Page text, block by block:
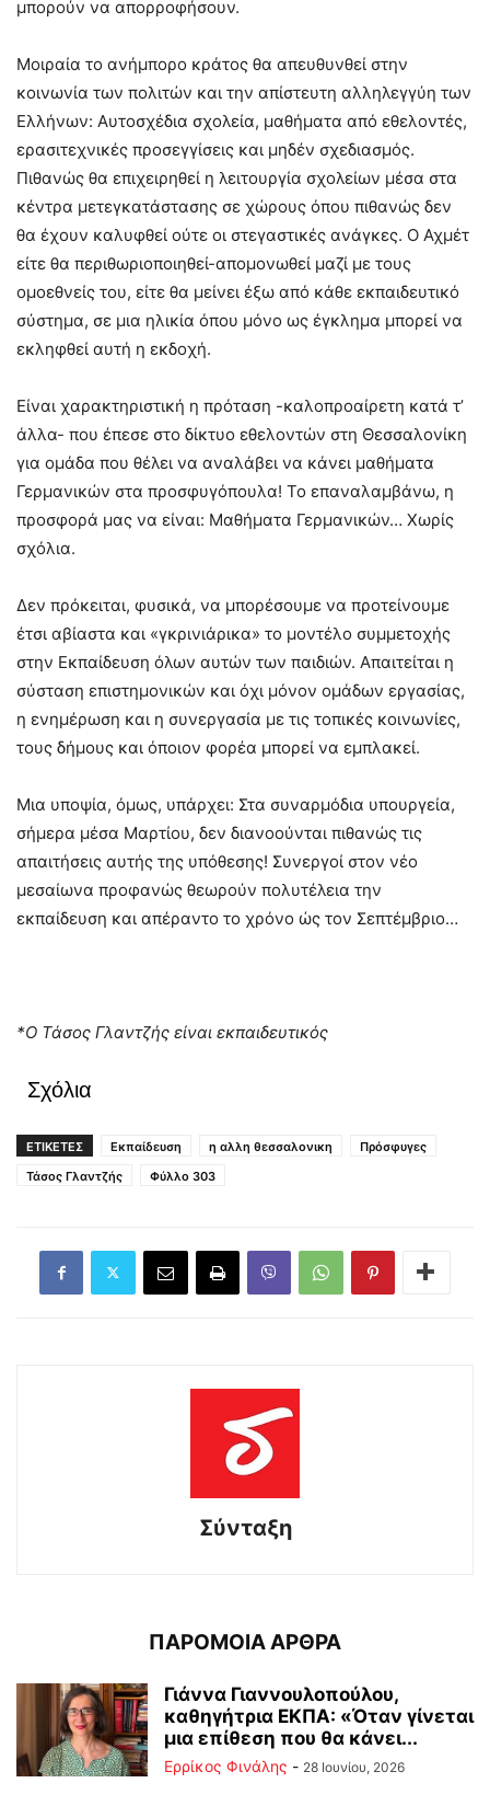
μπορούν να απορροφήσουν.
Μοιραία το ανήμπορο κράτος θα απευθυνθεί στην
κοινωνία των πολιτών και την απίστευτη αλληλεγγύη των
Ελλήνων: Αυτοσχέδια σχολεία, μαθήματα από εθελοντές,
ερασιτεχνικές προσεγγίσεις και μηδέν σχεδιασμός.
Πιθανώς θα επιχειρηθεί η λειτουργία σχολείων μέσα στα
κέντρα μετεγκατάστασης σε χώρους όπου πιθανώς δεν
θα έχουν καλυφθεί ούτε οι στεγαστικές ανάγκες. Ο Αχμέτ
είτε θα περιθωριοποιηθεί-απομονωθεί μαζί με τους
ομοεθνείς του, είτε θα μείνει έξω από κάθε εκπαιδευτικό
σύστημα, σε μια ηλικία όπου μόνο ως έγκλημα μπορεί να
εκληφθεί αυτή η εκδοχή.
Είναι χαρακτηριστική η πρόταση -καλοπροαίρετη κατά τ’
άλλα- που έπεσε στο δίκτυο εθελοντών στη Θεσσαλονίκη
για ομάδα που θέλει να αναλάβει να κάνει μαθήματα
Γερμανικών στα προσφυγόπουλα! Το επαναλαμβάνω, η
προσφορά μας να είναι: Μαθήματα Γερμανικών… Χωρίς
σχόλια.
Δεν πρόκειται, φυσικά, να μπορέσουμε να προτείνουμε
έτσι αβίαστα και «γκρινιάρικα» το μοντέλο συμμετοχής
στην Εκπαίδευση όλων αυτών των παιδιών. Απαιτείται η
σύσταση επιστημονικών και όχι μόνον ομάδων εργασίας,
η ενημέρωση και η συνεργασία με τις τοπικές κοινωνίες,
τους δήμους και όποιον φορέα μπορεί να εμπλακεί.
Μια υποψία, όμως, υπάρχει: Στα συναρμόδια υπουργεία,
σήμερα μέσα Μαρτίου, δεν διανοούνται πιθανώς τις
απαιτήσεις αυτής της υπόθεσης! Συνεργοί στον νέο
μεσαίωνα προφανώς θεωρούν πολυτέλεια την
εκπαίδευση και απέραντο το χρόνο ώς τον Σεπτέμβριο…
*Ο Τάσος Γλαντζής είναι εκπαιδευτικός
Σχόλια
ΕΤΙΚΕΤΕΣ Εκπαίδευση η αλλη θεσσαλονικη
Πρόσφυγες
Τάσος Γλαντζής
Φύλλο 303
Σύνταξη
ΠΑΡΟΜΟΙΑ ΑΡΘΡΑ
Γιάννα Γιαννουλοπούλου,
καθηγήτρια ΕΚΠΑ: «Όταν γίνεται
μια επίθεση που θα κάνει...
Ερρίκος Φινάλης - 28 Ιουνίου, 2026